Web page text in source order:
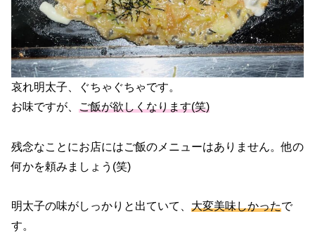
哀れ明太子、ぐちゃぐちゃです。
お味ですが、 ご飯が欲しくなります(笑)
残念なことにお店にはご飯のメニューはありません。他の
何かを頼みましょう(笑)
明太子の味がしっかりと出ていて、 大変美味しかったで
す。